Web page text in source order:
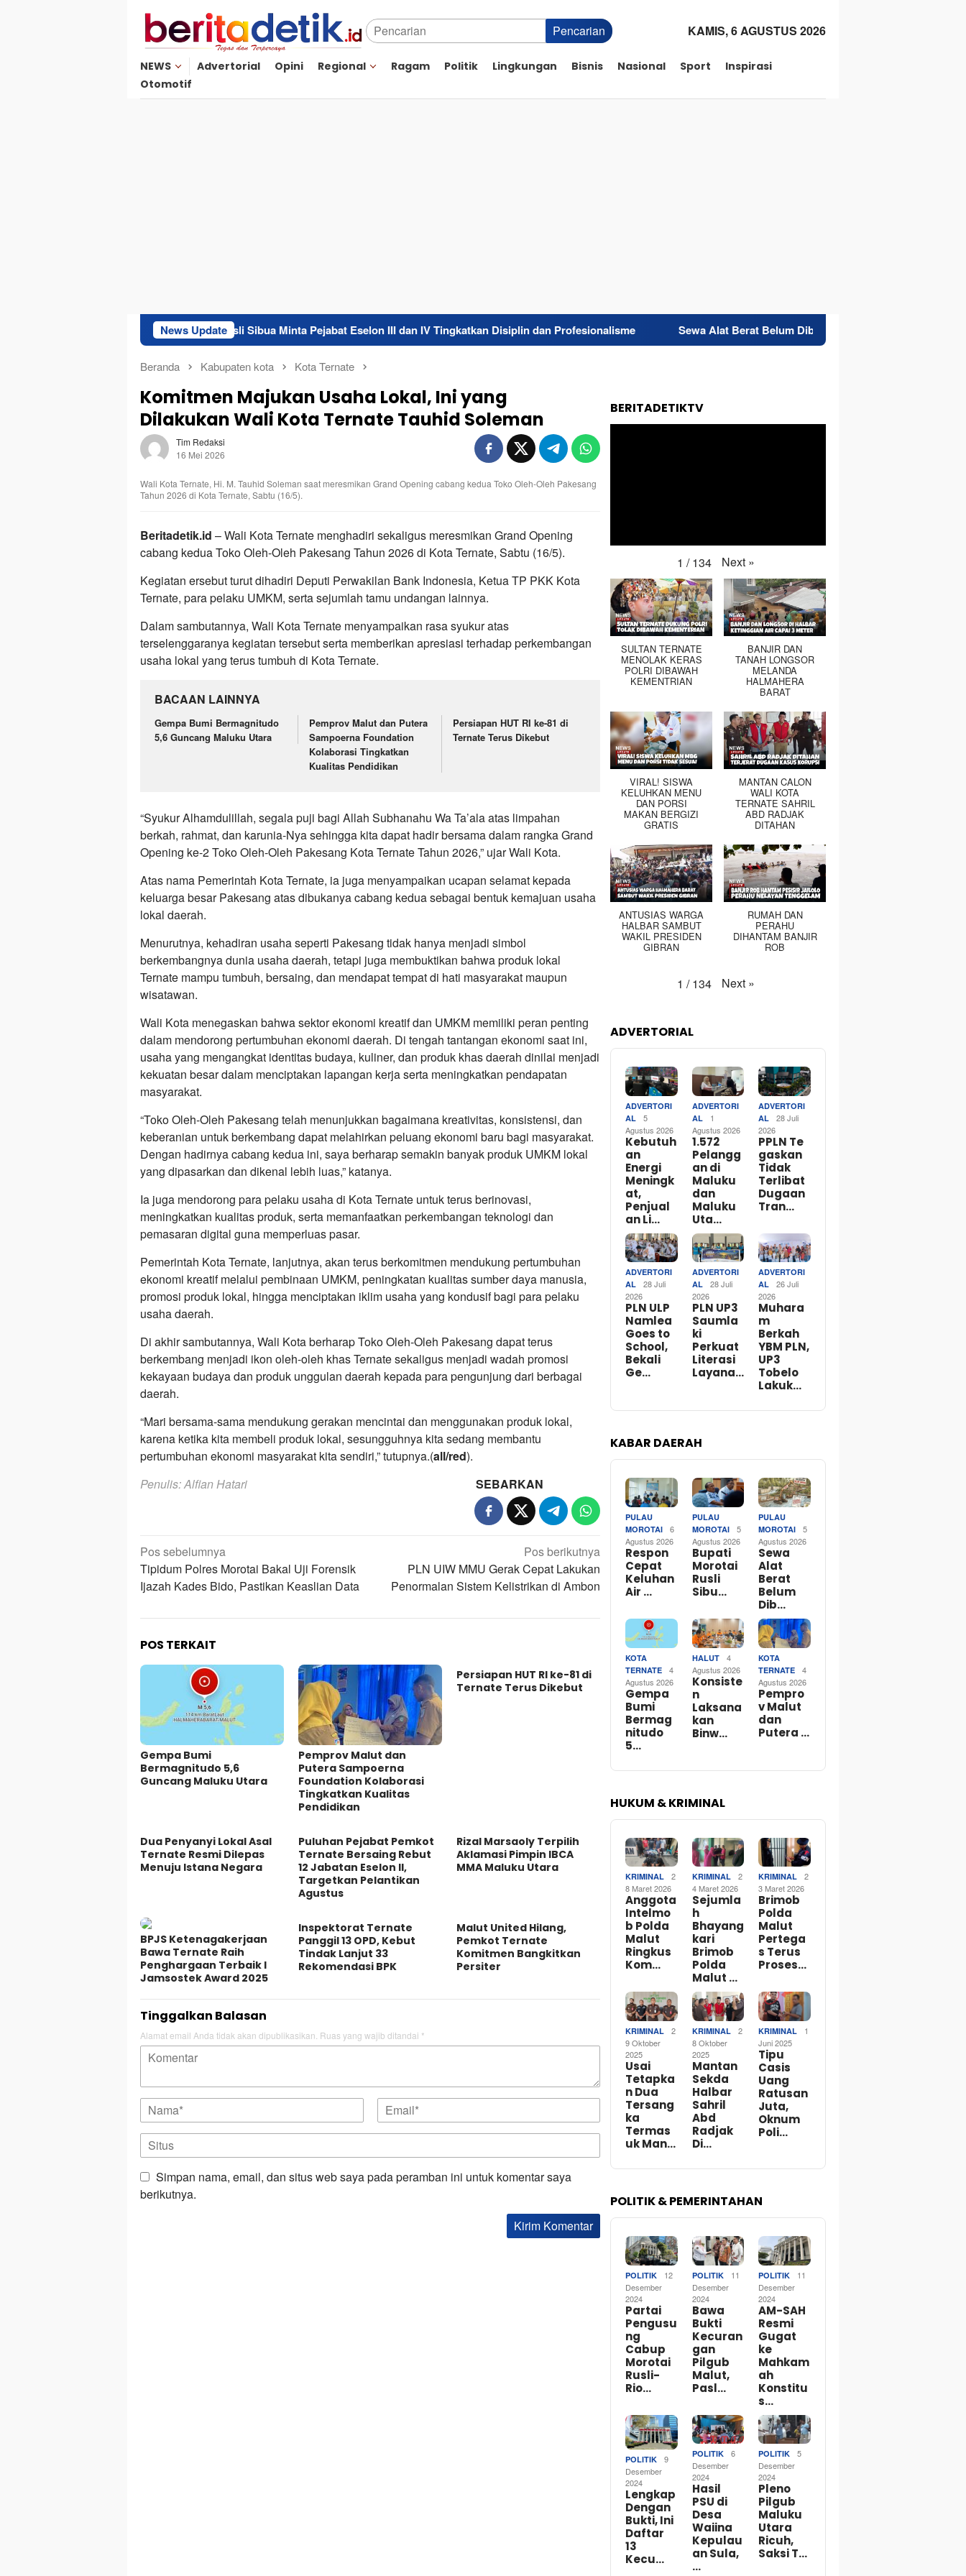
konten
Pencarian KAMIS, 6 AGUSTUS 2026
NEWS Advertorial Opini Regional Ragam Politik Lingkungan Bisnis Nasional Sport
Inspirasi
Otomotif
News Update
Bupati Morotai Rusli Sibua Minta Pejabat Eselon III dan IV Tingkatkan Disiplin dan Profesionalisme Sewa Alat Berat Belum Dibayar, Pemilik Excavator di Morotai Laporkan
Beranda Kabupaten kota Kota Ternate
Komitmen Majukan Usaha Lokal, Ini yang
Dilakukan Wali Kota Ternate Tauhid Soleman
Tim Redaksi
16 Mei 2026
Wali Kota Ternate, Hi. M. Tauhid Soleman saat meresmikan Grand Opening cabang kedua Toko Oleh-Oleh Pakesang
Tahun 2026 di Kota Ternate, Sabtu (16/5).
Beritadetik.id – Wali Kota Ternate menghadiri sekaligus meresmikan Grand Opening
cabang kedua Toko Oleh-Oleh Pakesang Tahun 2026 di Kota Ternate, Sabtu (16/5).
Kegiatan ersebut turut dihadiri Deputi Perwakilan Bank Indonesia, Ketua TP PKK Kota
Ternate, para pelaku UMKM, serta sejumlah tamu undangan lainnya.
Dalam sambutannya, Wali Kota Ternate menyampaikan rasa syukur atas
terselenggaranya kegiatan tersebut serta memberikan apresiasi terhadap perkembangan
usaha lokal yang terus tumbuh di Kota Ternate.
BACAAN LAINNYA
Gempa Bumi Bermagnitudo
5,6 Guncang Maluku Utara
Pemprov Malut dan Putera
Sampoerna Foundation
Kolaborasi Tingkatkan
Kualitas Pendidikan
Persiapan HUT RI ke-81 di
Ternate Terus Dikebut
“Syukur Alhamdulillah, segala puji bagi Allah Subhanahu Wa Ta’ala atas limpahan
berkah, rahmat, dan karunia-Nya sehingga kita dapat hadir bersama dalam rangka Grand
Opening ke-2 Toko Oleh-Oleh Pakesang Kota Ternate Tahun 2026,” ujar Wali Kota.
Atas nama Pemerintah Kota Ternate, ia juga menyampaikan ucapan selamat kepada
keluarga besar Pakesang atas dibukanya cabang kedua sebagai bentuk kemajuan usaha
lokal daerah.
Menurutnya, kehadiran usaha seperti Pakesang tidak hanya menjadi simbol
berkembangnya dunia usaha daerah, tetapi juga membuktikan bahwa produk lokal
Ternate mampu tumbuh, bersaing, dan mendapat tempat di hati masyarakat maupun
wisatawan.
Wali Kota menegaskan bahwa sektor ekonomi kreatif dan UMKM memiliki peran penting
dalam mendorong pertumbuhan ekonomi daerah. Di tengah tantangan ekonomi saat ini,
usaha yang mengangkat identitas budaya, kuliner, dan produk khas daerah dinilai menjadi
kekuatan besar dalam menciptakan lapangan kerja serta meningkatkan pendapatan
masyarakat.
“Toko Oleh-Oleh Pakesang telah menunjukkan bagaimana kreativitas, konsistensi, dan
keberanian untuk berkembang dapat melahirkan peluang ekonomi baru bagi masyarakat.
Dengan hadirnya cabang kedua ini, saya berharap semakin banyak produk UMKM lokal
yang dipasarkan dan dikenal lebih luas,” katanya.
Ia juga mendorong para pelaku usaha di Kota Ternate untuk terus berinovasi,
meningkatkan kualitas produk, serta memanfaatkan perkembangan teknologi dan
pemasaran digital guna memperluas pasar.
Pemerintah Kota Ternate, lanjutnya, akan terus berkomitmen mendukung pertumbuhan
ekonomi kreatif melalui pembinaan UMKM, peningkatan kualitas sumber daya manusia,
promosi produk lokal, hingga menciptakan iklim usaha yang kondusif bagi para pelaku
usaha daerah.
Di akhir sambutannya, Wali Kota berharap Toko Oleh-Oleh Pakesang dapat terus
berkembang menjadi ikon oleh-oleh khas Ternate sekaligus menjadi wadah promosi
kekayaan budaya dan produk unggulan daerah kepada para pengunjung dari berbagai
daerah.
“Mari bersama-sama mendukung gerakan mencintai dan menggunakan produk lokal,
karena ketika kita membeli produk lokal, sesungguhnya kita sedang membantu
pertumbuhan ekonomi masyarakat kita sendiri,” tutupnya.(all/red).
Penulis: Alfian Hatari
SEBARKAN
Navigasi
pos
Pos sebelumnya
Tipidum Polres Morotai Bakal Uji Forensik
Ijazah Kades Bido, Pastikan Keaslian Data
Pos berikutnya
PLN UIW MMU Gerak Cepat Lakukan
Penormalan Sistem Kelistrikan di Ambon
POS TERKAIT
Gempa Bumi
Bermagnitudo 5,6
Guncang Maluku Utara
Pemprov Malut dan
Putera Sampoerna
Foundation Kolaborasi
Tingkatkan Kualitas
Pendidikan
Persiapan HUT RI ke-81 di
Ternate Terus Dikebut
Dua Penyanyi Lokal Asal
Ternate Resmi Dilepas
Menuju Istana Negara
Puluhan Pejabat Pemkot
Ternate Bersaing Rebut
12 Jabatan Eselon II,
Targetkan Pelantikan
Agustus
Rizal Marsaoly Terpilih
Aklamasi Pimpin IBCA
MMA Maluku Utara
BPJS Ketenagakerjaan
Bawa Ternate Raih
Penghargaan Terbaik I
Jamsostek Award 2025
Inspektorat Ternate
Panggil 13 OPD, Kebut
Tindak Lanjut 33
Rekomendasi BPK
Malut United Hilang,
Pemkot Ternate
Komitmen Bangkitkan
Persiter
Tinggalkan Balasan
Alamat email Anda tidak akan dipublikasikan. Ruas yang wajib ditandai *
Simpan nama, email, dan situs web saya pada peramban ini untuk komentar saya
berikutnya.
BERITADETIKTV
1 / 134 Next »
SULTAN TERNATE
MENOLAK KERAS
POLRI DIBAWAH
KEMENTRIAN
BANJIR DAN
TANAH LONGSOR
MELANDA
HALMAHERA
BARAT
VIRAL! SISWA
KELUHKAN MENU
DAN PORSI
MAKAN BERGIZI
GRATIS
MANTAN CALON
WALI KOTA
TERNATE SAHRIL
ABD RADJAK
DITAHAN
ANTUSIAS WARGA
HALBAR SAMBUT
WAKIL PRESIDEN
GIBRAN
RUMAH DAN
PERAHU
DIHANTAM BANJIR
ROB
1 / 134 Next »
ADVERTORIAL
ADVERTORI
AL
5
Agustus 2026
Kebutuh
an
Energi
Meningk
at,
Penjual
an Li…
ADVERTORI
AL
1
Agustus 2026
1.572
Pelangg
an di
Maluku
dan
Maluku
Uta…
ADVERTORI
AL
28 Juli
2026
PPLN Te
gaskan
Tidak
Terlibat
Dugaan
Tran…
ADVERTORI
AL
28 Juli
2026
PLN ULP
Namlea
Goes to
School,
Bekali
Ge…
ADVERTORI
AL
28 Juli
2026
PLN UP3
Saumla
ki
Perkuat
Literasi
Layana…
ADVERTORI
AL
26 Juli
2026
Muhara
m
Berkah
YBM PLN,
UP3
Tobelo
Lakuk…
KABAR DAERAH
PULAU
MOROTAI
6
Agustus 2026
Respon
Cepat
Keluhan
Air …
PULAU
MOROTAI
5
Agustus 2026
Bupati
Morotai
Rusli
Sibu…
PULAU
MOROTAI
5
Agustus 2026
Sewa
Alat
Berat
Belum
Dib…
KOTA
TERNATE
4
Agustus 2026
Gempa
Bumi
Bermag
nitudo
5…
HALUT
4
Agustus 2026
Konsiste
n
Laksana
kan
Binw…
KOTA
TERNATE
4
Agustus 2026
Pempro
v Malut
dan
Putera …
HUKUM & KRIMINAL
KRIMINAL
2
8 Maret 2026
Anggota
Intelmo
b Polda
Malut
Ringkus
Kom…
KRIMINAL
2
4 Maret 2026
Sejumla
h
Bhayang
kari
Brimob
Polda
Malut …
KRIMINAL
2
3 Maret 2026
Brimob
Polda
Malut
Pertega
s Terus
Proses…
KRIMINAL
2
9 Oktober
2025
Usai
Tetapka
n Dua
Tersang
ka
Termas
uk Man…
KRIMINAL
2
8 Oktober
2025
Mantan
Sekda
Halbar
Sahril
Abd
Radjak
Di…
KRIMINAL
1
Juni 2025
Tipu
Casis
Uang
Ratusan
Juta,
Oknum
Poli…
POLITIK & PEMERINTAHAN
POLITIK
12
Desember
2024
Partai
Pengusu
ng
Cabup
Morotai
Rusli-
Rio…
POLITIK
11
Desember
2024
Bawa
Bukti
Kecuran
gan
Pilgub
Malut,
Pasl…
POLITIK
11
Desember
2024
AM-SAH
Resmi
Gugat
ke
Mahkam
ah
Konstitu
s…
POLITIK
9
Desember
2024
Lengkap
Dengan
Bukti, Ini
Daftar
13
Kecu…
POLITIK
6
Desember
2024
Hasil
PSU di
Desa
Waiina
Kepulau
an Sula,
…
POLITIK
5
Desember
2024
Pleno
Pilgub
Maluku
Utara
Ricuh,
Saksi T…